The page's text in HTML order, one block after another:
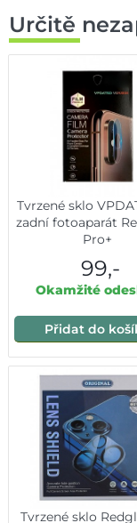
Určitě
Tvrzené sklo
zadní fotoaparát
Pro+
99,-
Okamžité
Přidat do
Tvrzené sklo